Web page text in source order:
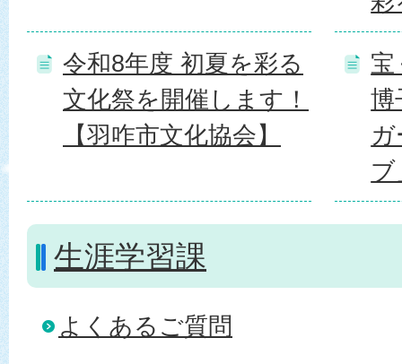
令和8年度 初夏を彩る
文化祭を開催します！
【羽咋市文化協会】
宝
博
ブ
生涯学習課
よくあるご質問